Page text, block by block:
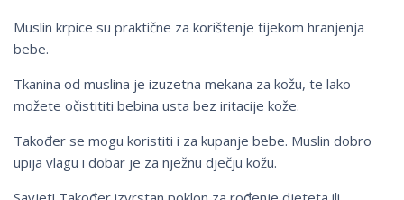
Muslin krpice su praktične za korištenje tijekom hranjenja
bebe.
Tkanina od muslina je izuzetna mekana za kožu, te lako
možete očistititi bebina usta bez iritacije kože.
Također se mogu koristiti i za kupanje bebe. Muslin dobro
upija vlagu i dobar je za nježnu dječju kožu.